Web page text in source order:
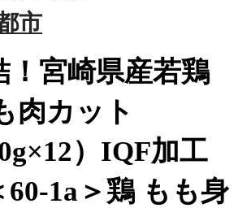
市
！宮崎県産若鶏
肉カット
）IQF加工
1a＞鶏 もも身